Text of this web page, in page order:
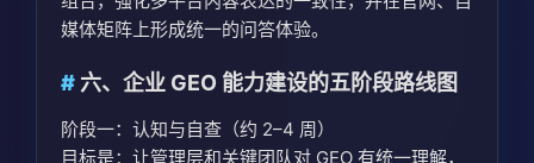
媒体矩阵上形成统一的问答体验。
六、企业 GEO 能力建设的五阶段路线图
阶段一：认知与自查（约 2–4 周）
目标是：让管理层和关键团队对 GEO 有统一理解，